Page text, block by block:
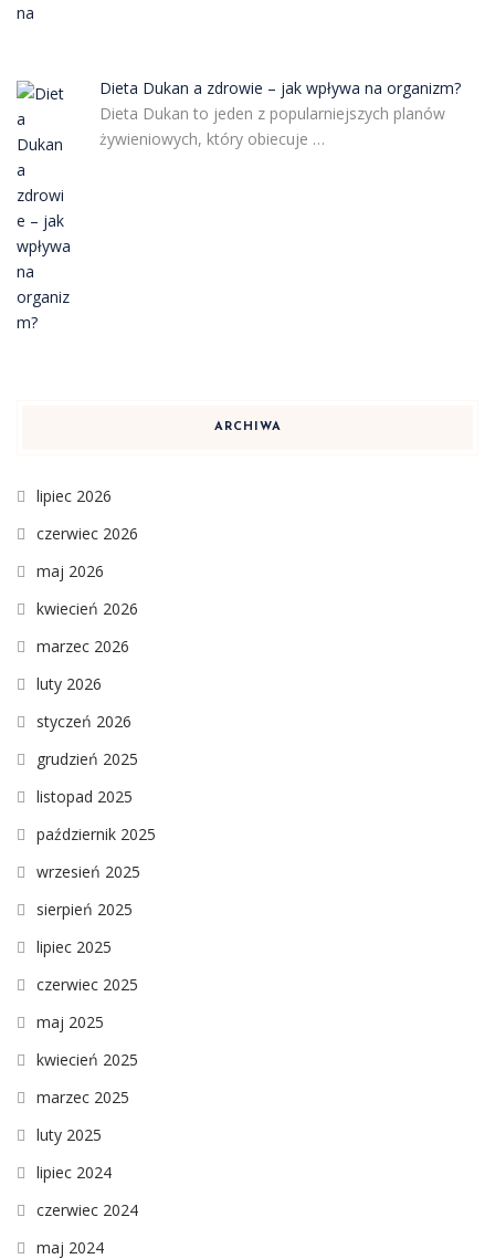
Dieta Dukan a zdrowie – jak wpływa na organizm?
Dieta Dukan to jeden z popularniejszych planów
żywieniowych, który obiecuje …
ARCHIWA
lipiec 2026
czerwiec 2026
maj 2026
kwiecień 2026
marzec 2026
luty 2026
styczeń 2026
grudzień 2025
listopad 2025
październik 2025
wrzesień 2025
sierpień 2025
lipiec 2025
czerwiec 2025
maj 2025
kwiecień 2025
marzec 2025
luty 2025
lipiec 2024
czerwiec 2024
maj 2024